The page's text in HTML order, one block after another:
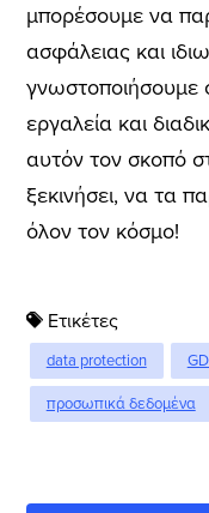
μπορέσουμε να
ασφάλειας και
γνωστοποιήσουμε
εργαλεία και
αυτόν τον σκοπό
ξεκινήσει, να τα
όλον τον κόσμο!
Ετικέτες
data protection
προσωπικά δεδομένα